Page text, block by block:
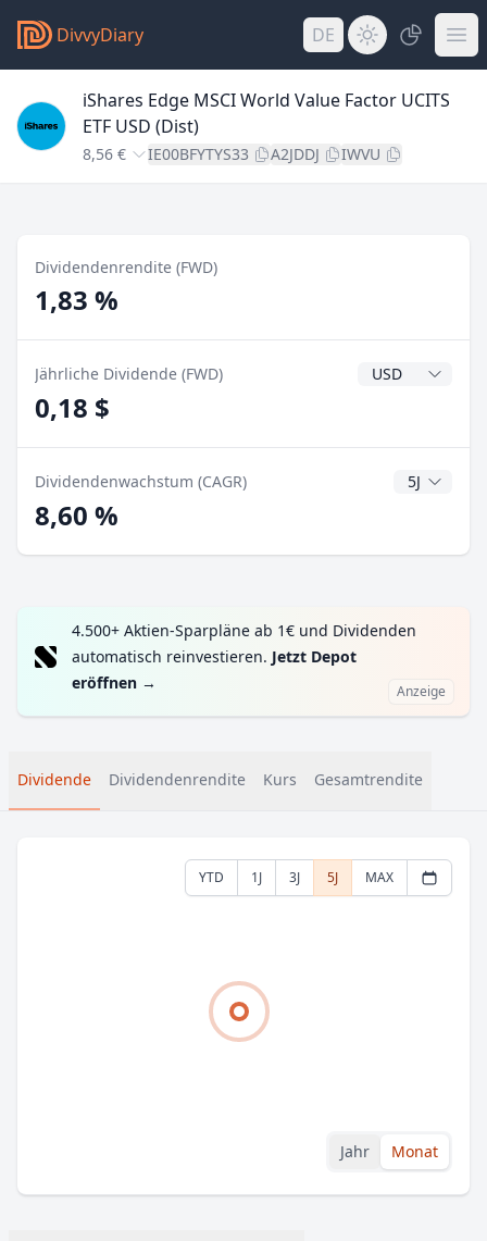
DivvyDiary DE
iShares Edge MSCI World Value Factor UCITS
ETF USD (Dist)
8,56 € IE00BFYTYS33 A2JDDJ IWVU
Dividendenrendite (FWD)
1,83 %
Jährliche Dividende (FWD)
0,18 $
Dividendenwachstum (CAGR) CAGR Jahre
8,60 %
4.500+ Aktien-Sparpläne ab 1€ und Dividenden
automatisch reinvestieren. Jetzt Depot
eröffnen → Anzeige
Dividende Dividendenrendite Kurs Gesamtrendite
YTD 1J 3J 5J MAX
Jahr Monat